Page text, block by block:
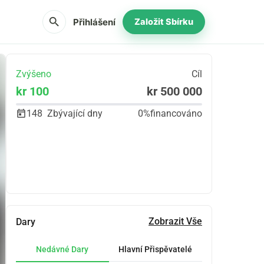
search Přihlášení Založit Sbírku
Zvýšeno Cíl
kr 100 kr 500 000
148 Zbývající dny 0%financováno
Dary Zobrazit Vše
Nedávné Dary Hlavní Přispěvatelé